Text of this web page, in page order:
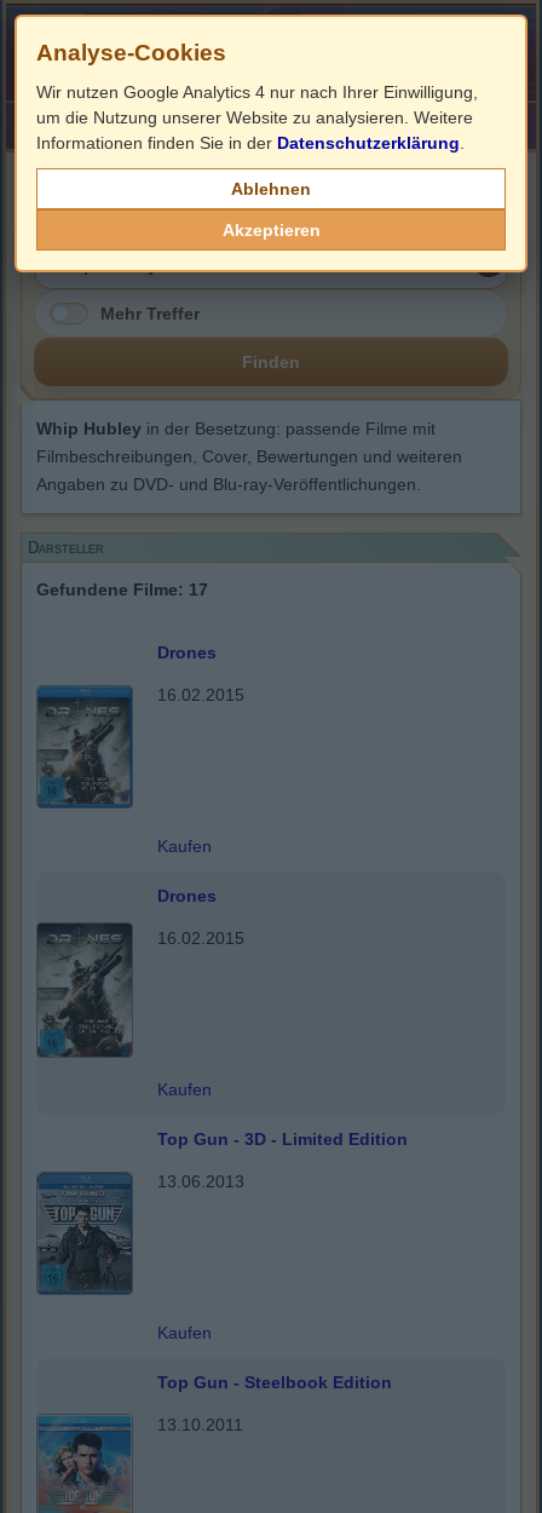
HOME ImpressumLinks
Mehr Treffer
Finden
Whip Hubley in der Besetzung: passende Filme mit
Filmbeschreibungen, Cover, Bewertungen und weiteren
Angaben zu DVD- und Blu-ray-Veröffentlichungen.
Darsteller
Gefundene Filme: 17
Drones
16.02.2015
Kaufen
Drones
16.02.2015
Kaufen
Top Gun - 3D - Limited Edition
13.06.2013
Kaufen
Top Gun - Steelbook Edition
13.10.2011
Analyse-Cookies
Wir nutzen Google Analytics 4 nur nach Ihrer Einwilligung,
um die Nutzung unserer Website zu analysieren. Weitere
Informationen finden Sie in der Datenschutzerklärung
Ablehnen
Akzeptieren